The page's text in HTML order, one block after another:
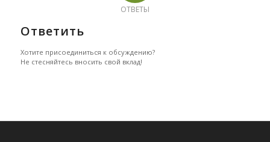
ОТВЕТЫ
Ответить
Хотите присоединиться к обсуждению?
Не стесняйтесь вносить свой вклад!